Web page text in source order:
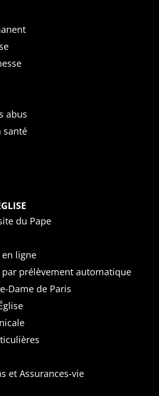
abus
santé
du Pape
ligne
prélèvement automatique
Dame de Paris
et Assurances-vie